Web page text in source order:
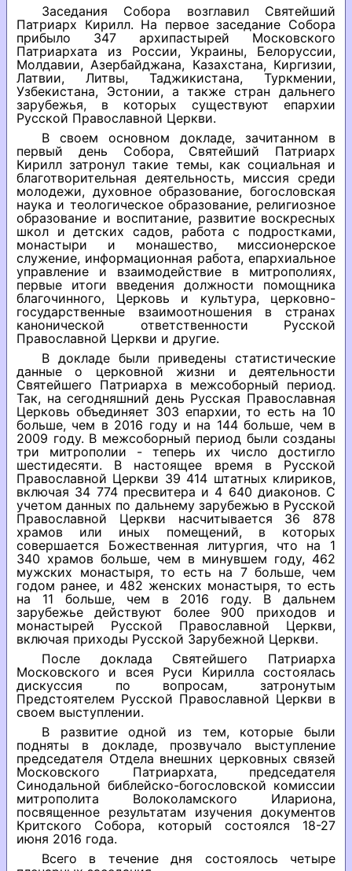
Заседания Собора возглавил Святейший
Патриарх Кирилл. На первое заседание Собора
прибыло 347 архипастырей Московского
Патриархата из России, Украины, Белоруссии,
Молдавии, Азербайджана, Казахстана, Киргизии,
Латвии, Литвы, Таджикистана, Туркмении,
Узбекистана, Эстонии, а также стран дальнего
зарубежья, в которых существуют епархии
Русской Православной Церкви.
В своем основном докладе, зачитанном в
первый день Собора, Святейший Патриарх
Кирилл затронул такие темы, как социальная и
благотворительная деятельность, миссия среди
молодежи, духовное образование, богословская
наука и теологическое образование, религиозное
образование и воспитание, развитие воскресных
школ и детских садов, работа с подростками,
монастыри и монашество, миссионерское
служение, информационная работа, епархиальное
управление и взаимодействие в митрополиях,
первые итоги введения должности помощника
благочинного, Церковь и культура, церковно-
государственные взаимоотношения в странах
канонической ответственности Русской
Православной Церкви и другие.
В докладе были приведены статистические
данные о церковной жизни и деятельности
Святейшего Патриарха в межсоборный период.
Так, на сегодняшний день Русская Православная
Церковь объединяет 303 епархии, то есть на 10
больше, чем в 2016 году и на 144 больше, чем в
2009 году. В межсоборный период были созданы
три митрополии - теперь их число достигло
шестидесяти. В настоящее время в Русской
Православной Церкви 39 414 штатных клириков,
включая 34 774 пресвитера и 4 640 диаконов. С
учетом данных по дальнему зарубежью в Русской
Православной Церкви насчитывается 36 878
храмов или иных помещений, в которых
совершается Божественная литургия, что на 1
340 храмов больше, чем в минувшем году, 462
мужских монастыря, то есть на 7 больше, чем
годом ранее, и 482 женских монастыря, то есть
на 11 больше, чем в 2016 году. В дальнем
зарубежье действуют более 900 приходов и
монастырей Русской Православной Церкви,
включая приходы Русской Зарубежной Церкви.
После доклада Святейшего Патриарха
Московского и всея Руси Кирилла состоялась
дискуссия по вопросам, затронутым
Предстоятелем Русской Православной Церкви в
своем выступлении.
В развитие одной из тем, которые были
подняты в докладе, прозвучало выступление
председателя Отдела внешних церковных связей
Московского Патриархата, председателя
Синодальной библейско-богословской комиссии
митрополита Волоколамского Илариона,
посвященное результатам изучения документов
Критского Собора, который состоялся 18-27
июня 2016 года.
Всего в течение дня состоялось четыре